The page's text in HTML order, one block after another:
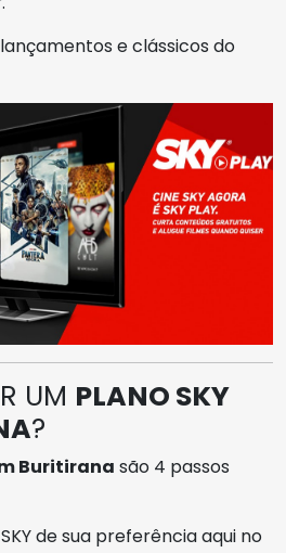
e clássicos do
UM PLANO SKY
?
Buritirana são 4 passos
de sua preferência aqui no